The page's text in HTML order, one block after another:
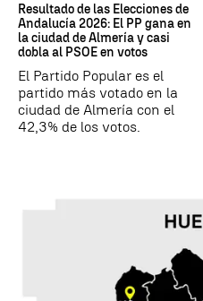
Resultado de las Elecciones de
Andalucía 2026: El PP gana en
la ciudad de Almería y casi
dobla al PSOE en votos
El Partido Popular es el
partido más votado en la
ciudad de Almería con el
42,3% de los votos.